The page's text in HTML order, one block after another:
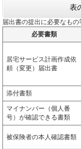
表
届出書の提出に必要なもの
必要書類
居宅サービス計画作成依
頼（変更）届出書
添付書類
マイナンバー（個人番
号）が確認できる書類
被保険者の本人確認書類